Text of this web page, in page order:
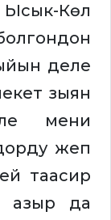
Көл
деле
зыян
мени
жеп
таасир
азыр да